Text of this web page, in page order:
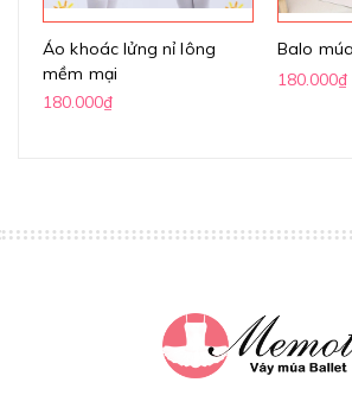
Áo khoác lửng nỉ lông
mềm mại
180.000₫
Balo
180.000₫